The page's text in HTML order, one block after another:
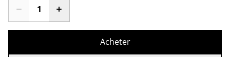
Acheter